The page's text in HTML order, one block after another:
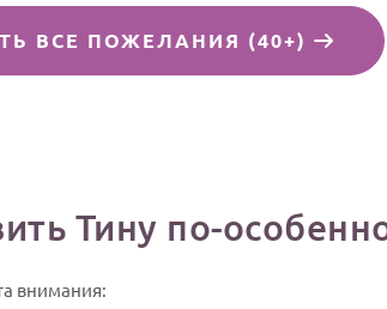
ВСЕ ПОЖЕЛАНИЯ (40+)
Тину по-
внимания: